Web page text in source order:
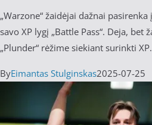
„Warzone“ žaidėjai dažnai
savo XP lygį „Battle Pass“. Deja, bet
„Plunder“ rėžime siekiant surinkti
ByEimantas Stulginskas2025-07-25